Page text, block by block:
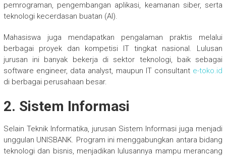
pemrograman, pengembangan aplikasi, keamanan siber, serta
teknologi kecerdasan buatan (AI).
Mahasiswa juga mendapatkan pengalaman praktis melalui
berbagai proyek dan kompetisi IT tingkat nasional. Lulusan
jurusan ini banyak bekerja di sektor teknologi, baik sebagai
software engineer, data analyst, maupun IT consultant e-toko.id
di berbagai perusahaan besar.
2. Sistem Informasi
Selain Teknik Informatika, jurusan Sistem Informasi juga menjadi
unggulan UNISBANK. Program ini menggabungkan antara bidang
teknologi dan bisnis, menjadikan lulusannya mampu merancang